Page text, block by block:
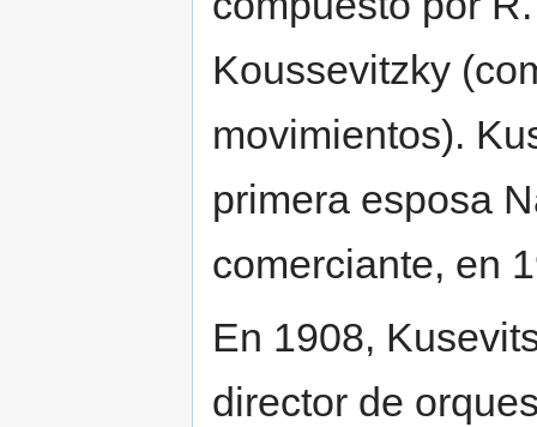
Koussevitzky
movimientos).
primera esposa
comerciante, en
En 1908,
director de